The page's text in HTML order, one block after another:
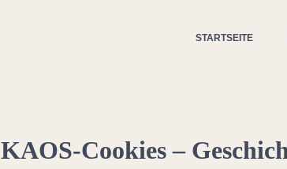
STARTSEITE
KAOS-Cookies –